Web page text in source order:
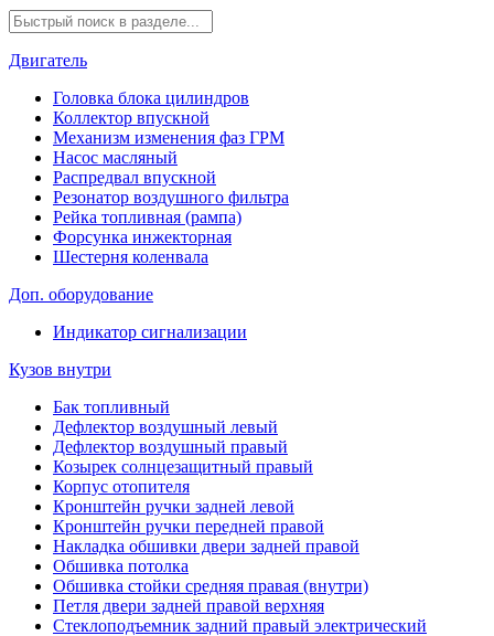
Двигатель
Головка блока цилиндров
Коллектор впускной
Механизм изменения фаз ГРМ
Насос масляный
Распредвал впускной
Резонатор воздушного фильтра
Рейка топливная (рампа)
Форсунка инжекторная
Шестерня коленвала
Доп. оборудование
Индикатор сигнализации
Кузов внутри
Бак топливный
Дефлектор воздушный левый
Дефлектор воздушный правый
Козырек солнцезащитный правый
Корпус отопителя
Кронштейн ручки задней левой
Кронштейн ручки передней правой
Накладка обшивки двери задней правой
Обшивка потолка
Обшивка стойки средняя правая (внутри)
Петля двери задней правой верхняя
Стеклоподъемник задний правый электрический